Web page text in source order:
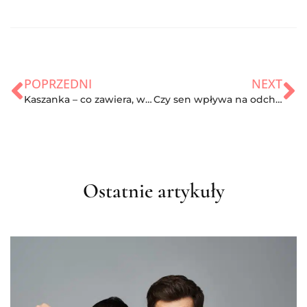
POPRZEDNI
Kaszanka – co zawiera, właściwości odżywcze
NEXT
Czy sen wpływa na odchudzanie? Niedobór snu a otyłość
Ostatnie artykuły